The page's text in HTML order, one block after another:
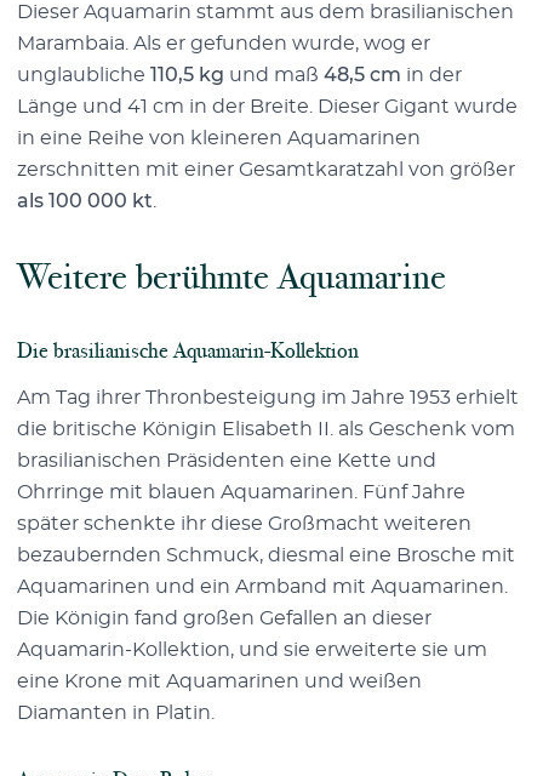
Dieser Aquamarin stammt aus dem brasilianischen
Marambaia. Als er gefunden wurde, wog er
unglaubliche 110,5 kg und maß 48,5 cm in der
Länge und 41 cm in der Breite. Dieser Gigant wurde
in eine Reihe von kleineren Aquamarinen
zerschnitten mit einer Gesamtkaratzahl von größer
als 100 000 kt
Weitere berühmte Aquamarine
Die brasilianische Aquamarin-Kollektion
Am Tag ihrer Thronbesteigung im Jahre 1953 erhielt
die britische Königin Elisabeth II. als Geschenk vom
brasilianischen Präsidenten eine Kette und
Ohrringe mit blauen Aquamarinen. Fünf Jahre
später schenkte ihr diese Großmacht weiteren
bezaubernden Schmuck, diesmal eine Brosche mit
Aquamarinen und ein Armband mit Aquamarinen.
Die Königin fand großen Gefallen an dieser
Aquamarin-Kollektion, und sie erweiterte sie um
eine Krone mit Aquamarinen und weißen
Diamanten in Platin.